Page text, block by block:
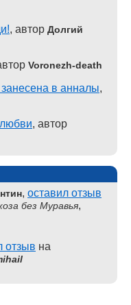
, автор Долгий
Voronezh-death
в анналы,
, автор
, оставил отзыв
без Муравья,
отзыв на